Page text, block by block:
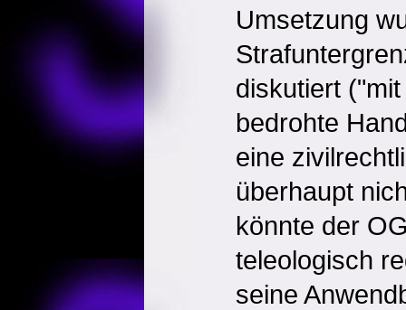
Umsetzung
diskutiert
bedrohte
eine
überhaupt
könnte der
teleologisch
seine